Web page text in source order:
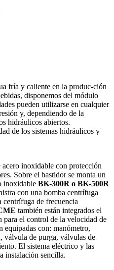
fría y caliente en la produc-ción
disponemos del módulo
pueden utilizarse en cualquier
y, dependiendo de la
hidráulicos abiertos.
de los sistemas hidráulicos y
acero inoxidable con protección
Sobre el bastidor se monta un
inoxidable BK-300R o BK-500R
con una bomba centrífuga
centrífuga de frecuencia
también están integrados el
para el control de la velocidad de
equipadas con: manómetro,
válvula de purga, válvulas de
El sistema eléctrico y las
instalación sencilla.